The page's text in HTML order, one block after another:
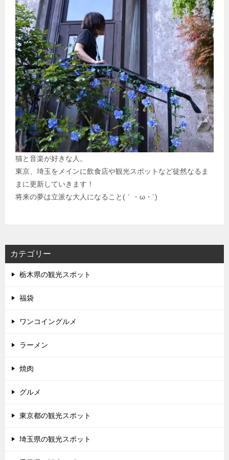
猫と音楽が好きな人。
東京、埼玉をメインに飲食店や観光スポットなど徒然なるま
まに更新していきます！
将来の夢は立派な大人になること(｀・ω・´)
カテゴリー
栃木県の観光スポット
福袋
ワンコイングルメ
ラーメン
焼肉
グルメ
東京都の観光スポット
埼玉県の観光スポット